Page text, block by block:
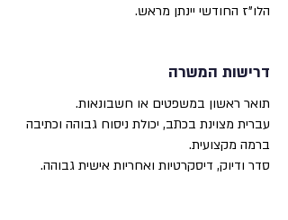
הלו"ז החודשי יינתן מראש.
דרישות המשרה
תואר ראשון במשפטים או חשבונאות.
עברית מצוינת בכתב, יכולת ניסוח גבוהה וכתיבה
ברמה מקצועית.
סדר ודיוק, דיסקרטיות ואחריות אישית גבוהה.